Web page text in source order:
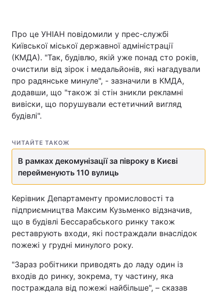
Про це УНІАН повідомили у прес-службі
Київської міської державної адміністрації
(КМДА). "Так, будівлю, якій уже понад сто років,
очистили від зірок і медальйонів, які нагадували
про радянське минуле", - зазначили в КМДА,
додавши, що "також зі стін зникли рекламні
вивіски, що порушували естетичний вигляд
будівлі".
ЧИТАЙТЕ ТАКОЖ
В рамках декомунізації за півроку в Києві
перейменують 110 вулиць
Керівник Департаменту промисловості та
підприємництва Максим Кузьменко відзначив,
що в будівлі Бессарабського ринку також
реставрують входи, які постраждали внаслідок
пожежі у грудні минулого року.
"Зараз робітники приводять до ладу один із
входів до ринку, зокрема, ту частину, яка
постраждала від пожежі найбільше", – сказав